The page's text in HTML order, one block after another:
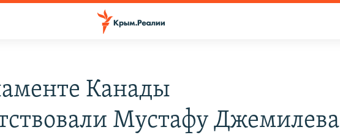
Канады
Мустафу Джемилева